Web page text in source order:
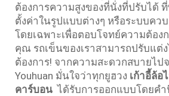
ต้องการความสูงของที่นั่งที่ปรับได้
ตั้งค่าในรูปแบบต่างๆ หรือระบบคว
โดยเฉพาะเพื่อตอบโจทย์ความต้อง
คุณ รถเข็นของเราสามารถปรับแต่
ต้องการ! จากความสะดวกสบายไป
Youhuan มั่นใจว่าทุกยูฮวง เก้าอี้ล้อ
คาร์บอน ได้รับการออกแบบโดยคำ